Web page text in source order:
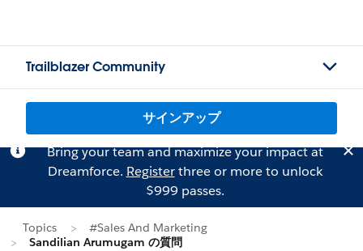
Trailblazer Community
サインアップ
Bring your team and maximize your impact at
Dreamforce. Registerthree or more to unlock
$999 passes.
Topics
#Sales And Marketing
Sandilian Arumugam の質問